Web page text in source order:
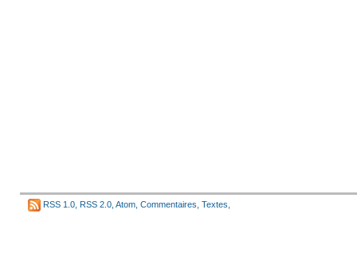
RSS 1.0 RSS 2.0 Atom Commentaires Textes